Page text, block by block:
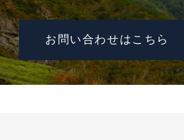
お問い合わせはこちら